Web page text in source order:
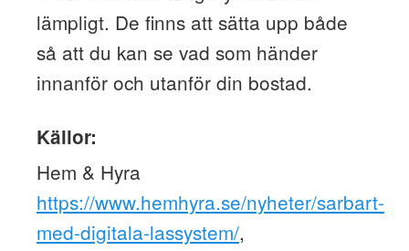
lämpligt. De finns att sätta upp både
så att du kan se vad som händer
innanför och utanför din bostad.
Källor:
Hem & Hyra ​​
https://www.hemhyra.se/nyheter/sarbart-
med-digitala-lassystem/,